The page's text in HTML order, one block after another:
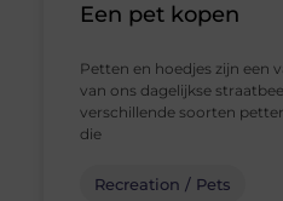
Een pet kopen
Petten en hoedjes zijn een
van ons dagelijkse
verschillende soorten
die
Recreation / Pets